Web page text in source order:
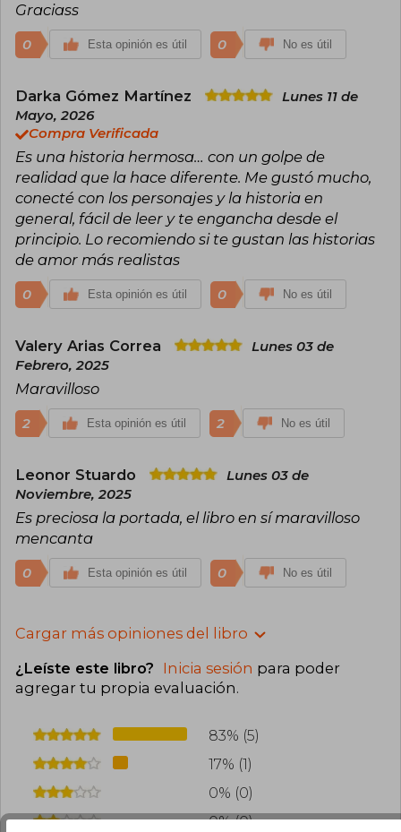
Graciass
0 Esta opinión es útil 0 No es útil
Darka Gómez Martínez
Lunes 11 de
Mayo, 2026
Compra Verificada
Es una historia hermosa… con un golpe de
realidad que la hace diferente. Me gustó mucho,
conecté con los personajes y la historia en
general, fácil de leer y te engancha desde el
principio. Lo recomiendo si te gustan las historias
de amor más realistas
0 Esta opinión es útil 0 No es útil
Valery Arias Correa
Lunes 03 de
Febrero, 2025
Maravilloso
2 Esta opinión es útil 2 No es útil
Leonor Stuardo
Lunes 03 de
Noviembre, 2025
Es preciosa la portada, el libro en sí maravilloso
mencanta
0 Esta opinión es útil 0 No es útil
Cargar más opiniones del libro
¿Leíste este libro? Inicia sesión para poder
agregar tu propia evaluación.
83% (5)
17% (1)
0% (0)
0% (0)